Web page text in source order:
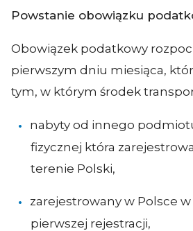
Powstanie obowiązku
Obowiązek podatkowy
pierwszym dniu miesiąca,
tym, w którym środek
nabyty od innego
fizycznej która
terenie Polski,
zarejestrowany w Polsce
pierwszej rejestracji,